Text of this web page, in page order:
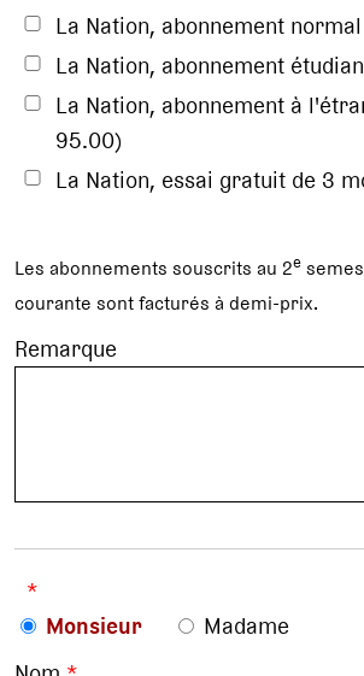
La Nation, abonnement
La Nation, abonnement
La Nation, abonnement à
95.00)
La Nation, essai gratuit de 3
Les abonnements souscrits au 2e
courante sont facturés à demi-prix.
Remarque
*
Monsieur
Madame